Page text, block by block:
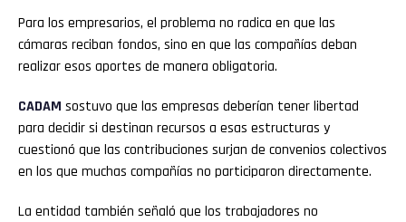
Para los empresarios, el problema no radica en que las
cámaras reciban fondos, sino en que las compañías deban
realizar esos aportes de manera obligatoria.
CADAM sostuvo que las empresas deberían tener libertad
para decidir si destinan recursos a esas estructuras y
cuestionó que las contribuciones surjan de convenios colectivos
en los que muchas compañías no participaron directamente.
La entidad también señaló que los trabajadores no